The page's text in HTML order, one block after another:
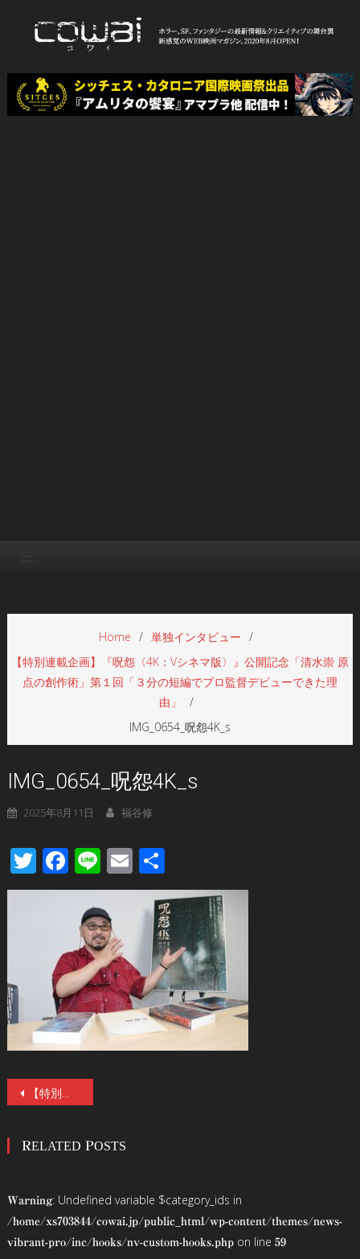
WEB映画マガジン「cowai コ
ワイ」
Home
単独インタビュー
【特別連載企画】『呪怨〈4K：Vシネマ版〉』公開記念「清水崇 原
点の創作術」第１回「３分の短編でプロ監督デビューできた理
由」
IMG_0654_呪怨4K_s
IMG_0654_呪怨4K_s
2025年8月11日 福谷修
TwitterFacebook
LineEmail
有
投
ナ
ゲ
ー
【特別連載企画】『呪怨〈4K：Vシネマ版〉』公開記念「清水崇 原点の創作術」第１回「３分の短編でプロ監督デビューできた理由」
RELATED POSTS
Warning: Undefined variable $category_ids in
/home/xs703844/cowai.jp/public_html/wp-content/themes/news-
vibrant-pro/inc/hooks/nv-custom-hooks.phpon line 59